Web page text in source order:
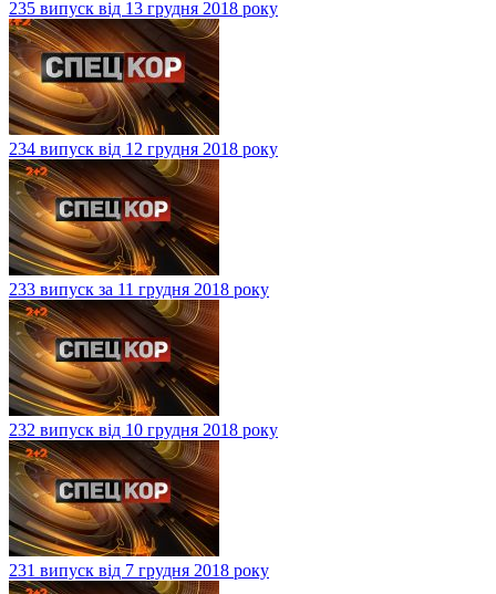
235 випуск від 13 грудня 2018 року
234 випуск від 12 грудня 2018 року
233 випуск за 11 грудня 2018 року
232 випуск від 10 грудня 2018 року
231 випуск від 7 грудня 2018 року